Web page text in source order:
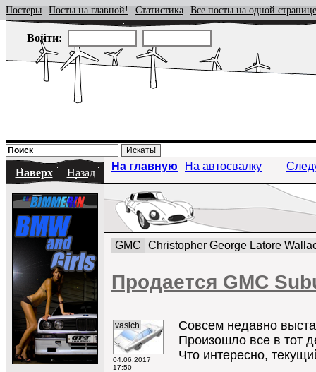
Постеры Посты на главной! Статистика Все посты на одной странице
Войти:
Наверх Назад
На главную На автосвалку
GMC Christopher George Latore
Продается GMC
vasich
04.06.2017
17:50
Совсем недавно
Произошло все в тот
Что интересно,